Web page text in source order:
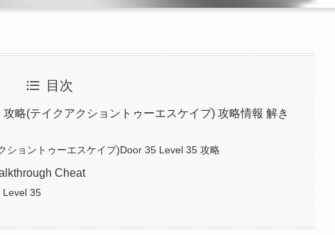
目次
略(テイクアクショントゥーエスケイプ) 攻略情報 解き
ショントゥーエスケイプ)Door 35 Level 35 攻略
Cheat
35